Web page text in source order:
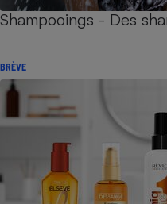
Shampooings - Des
BRÈVE